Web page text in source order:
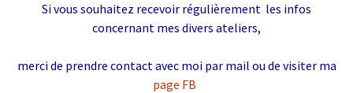
Si vous souhaitez recevoir régulièrement les infos
concernant mes divers ateliers,
merci de prendre contact avec moi par mail ou de visiter ma
page FB